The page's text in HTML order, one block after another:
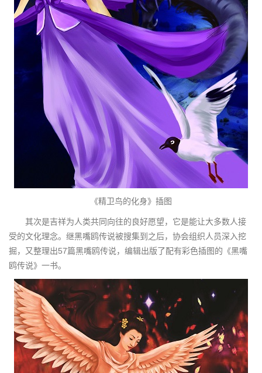
《精卫鸟的化身》插图
其次是吉祥为人类共同向往的良好愿望，它是能让大多数人接
受的文化理念。继黑嘴鸥传说被搜集到之后，协会组织人员深入挖
掘，又整理出57篇黑嘴鸥传说，编辑出版了配有彩色插图的《黑嘴
鸥传说》一书。